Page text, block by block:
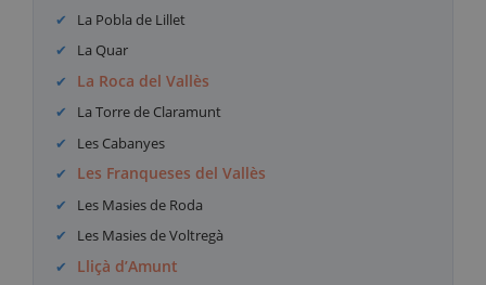
La Pobla de Lillet
La Quar
La Roca del Vallès
La Torre de Claramunt
Les Cabanyes
Les Franqueses del Vallès
Les Masies de Roda
Les Masies de Voltregà
Lliçà d’Amunt